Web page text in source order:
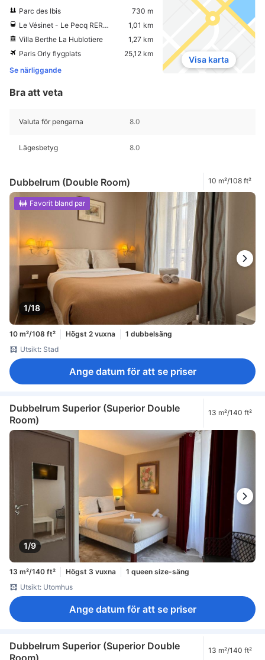
Parc des Ibis
730 m
Le Vésinet - Le Pecq RER tågstation
1,01 km
Villa Berthe La Hublotiere
1,27 km
Paris Orly flygplats
25,12 km
Se närliggande
Visa karta
Bra att veta
Valuta för pengarna 8.0
Lägesbetyg 8.0
Dubbelrum (Double Room) 10 m²/108 ft²
1/18
Favorit bland par
10 m²/108 ft² Högst 2 vuxna
1 dubbelsäng
Utsikt: Stad
Ange datum för att se priser
Dubbelrum Superior (Superior Double
Room)
13 m²/140 ft²
1/9
13 m²/140 ft² Högst 3 vuxna
1 queen size-säng
Utsikt: Utomhus
Ange datum för att se priser
Dubbelrum Superior (Superior Double
13 m²/140 ft²